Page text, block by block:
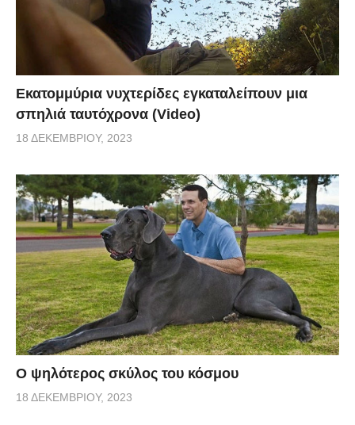
Εκατομμύρια νυχτερίδες εγκαταλείπουν μια
σπηλιά ταυτόχρονα (Video)
18 ΔΕΚΕΜΒΡΊΟΥ, 2023
Ο ψηλότερος σκύλος του κόσμου
18 ΔΕΚΕΜΒΡΊΟΥ, 2023